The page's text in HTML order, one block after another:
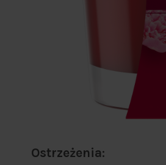
Ostrzeżenia: